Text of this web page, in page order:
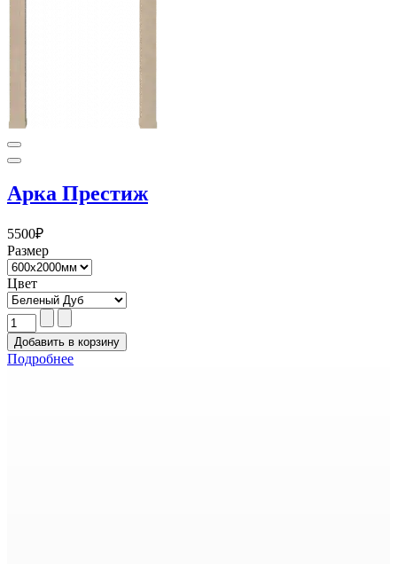
Арка Престиж
5500₽
Размер
Цвет
Подробнее